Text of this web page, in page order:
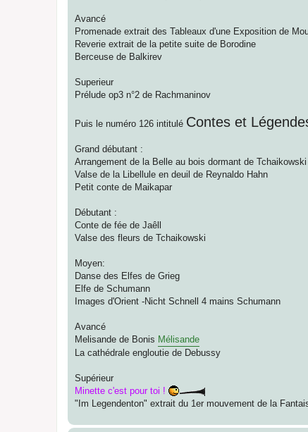
Avancé
Promenade extrait des Tableaux d'une Exposition de
Reverie extrait de la petite suite de Borodine
Berceuse de Balkirev
Superieur
Prélude op3 n°2 de Rachmaninov
Puis le numéro 126 intitulé Contes et
Grand débutant :
Arrangement de la Belle au bois dormant de Tchaikowski
Valse de la Libellule en deuil de Reynaldo Hahn
Petit conte de Maikapar
Débutant :
Conte de fée de Jaêll
Valse des fleurs de Tchaikowski
Moyen:
Danse des Elfes de Grieg
Elfe de Schumann
Images d'Orient -Nicht Schnell 4 mains Schumann
Avancé
Melisande de Bonis Mélisande
La cathédrale engloutie de Debussy
Supérieur
Minette c'est pour toi !
"Im Legendenton" extrait du 1er mouvement de la